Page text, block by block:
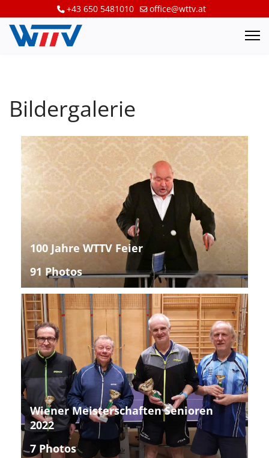
+43 650 5481010 office@wttv.at
Bildergalerie
100 Jahre WTTV Feier
91 Photos
Wiener Meisterschaften Senioren
2022
7 Photos